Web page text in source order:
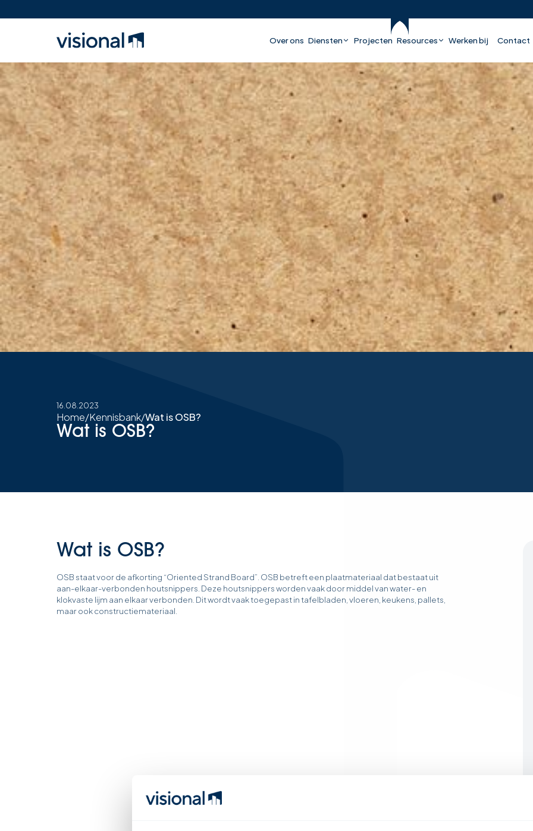
Over ons Diensten Projecten Resources Werken bij Contact
16.08.2023
Home/Kennisbank/Wat is OSB?
Wat is OSB?
Wat is OSB?
OSB staat voor de afkorting “Oriented Strand Board”. OSB betreft een plaatmateriaal dat bestaat uit
aan-elkaar-verbonden houtsnippers. Deze houtsnippers worden vaak door middel van water- en
klokvaste lijm aan elkaar verbonden. Dit wordt vaak toegepast in tafelbladen, vloeren, keukens, pallets,
maar ook constructiemateriaal.